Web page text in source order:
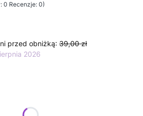
0 Recenzje: 0)
przed obniżką: 39,00 zł
2026